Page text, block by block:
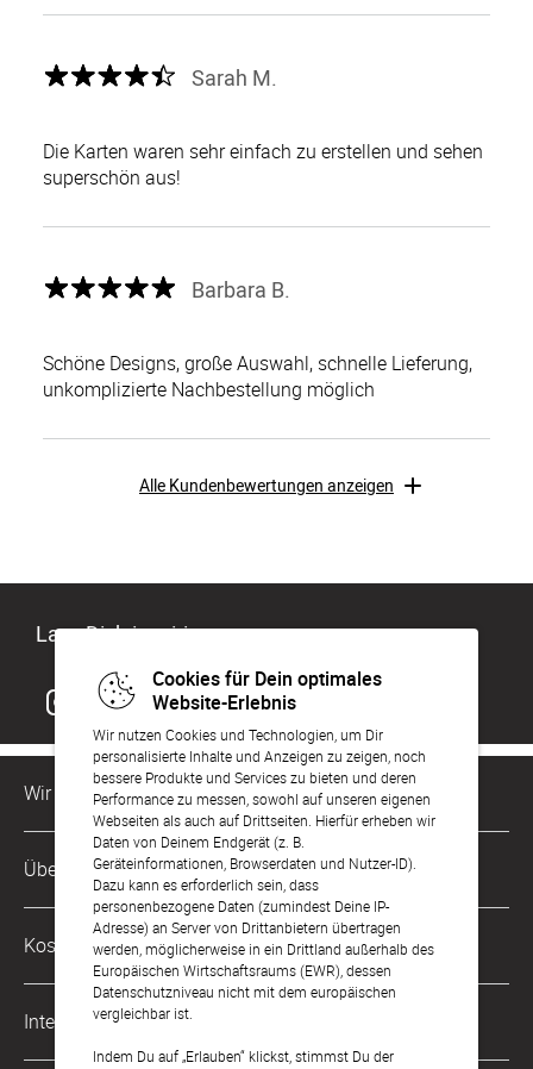
Cookies für Dein optimales
Website-Erlebnis
Wir nutzen Cookies und Technologien, um Dir
personalisierte Inhalte und Anzeigen zu zeigen, noch
bessere Produkte und Services zu bieten und deren
Performance zu messen, sowohl auf unseren eigenen
Webseiten als auch auf Drittseiten. Hierfür erheben wir
Daten von Deinem Endgerät (z. B.
Geräteinformationen, Browserdaten und Nutzer-ID).
Dazu kann es erforderlich sein, dass
personenbezogene Daten (zumindest Deine IP-
Adresse) an Server von Drittanbietern übertragen
werden, möglicherweise in ein Drittland außerhalb des
Europäischen Wirtschaftsraums (EWR), dessen
Datenschutzniveau nicht mit dem europäischen
vergleichbar ist.
Indem Du auf „Erlauben“ klickst, stimmst Du der
Sarah M.
Die Karten waren sehr einfach zu erstellen und sehen
superschön aus!
Barbara B.
Schöne Designs, große Auswahl, schnelle Lieferung,
unkomplizierte Nachbestellung möglich
Alle Kundenbewertungen anzeigen
Lass Dich inspirieren
Wir sind für Dich da
Kundenservice-Hotline
0221 956 725 10
Mo. - Fr. von 9 bis 17 Uhr
kontakt@sendmoments.de
Über Uns
Philosophie
Karriere
Impressum
AGB & Widerrufsrecht
Kostenlose Services
Musterkarten
Digitale Fotoalben
International